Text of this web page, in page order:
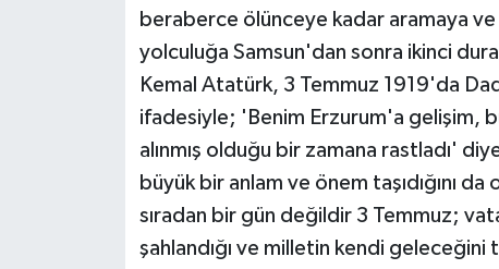
beraberce ölünceye kadar aramaya ve
yolculuğa Samsun'dan sonra ikinci
Kemal Atatürk, 3 Temmuz 1919'da
ifadesiyle; 'Benim Erzurum'a gelişim,
alınmış olduğu bir zamana rastladı'
büyük bir anlam ve önem taşıdığını
sıradan bir gün değildir 3 Temmuz;
şahlandığı ve milletin kendi
Yerel Haberler